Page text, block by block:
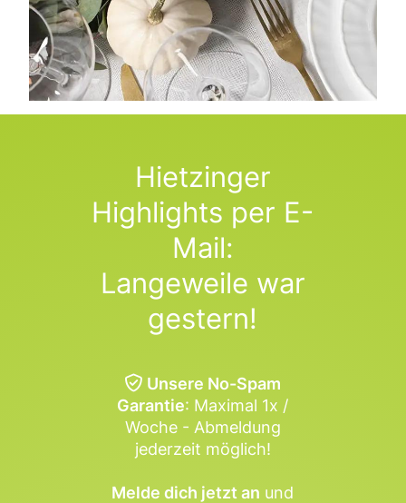
Hietzinger
Highlights per E-
Mail:
Langeweile war
gestern!
Unsere No-Spam
Garantie: Maximal 1x /
Woche - Abmeldung
jederzeit möglich!
Melde dich jetzt an und